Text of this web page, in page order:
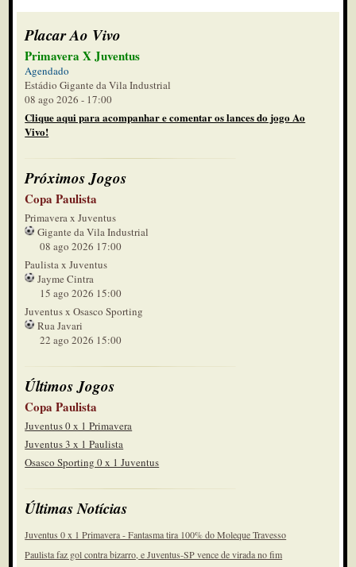
Placar Ao Vivo
Primavera X Juventus
Agendado
Estádio Gigante da Vila Industrial
08 ago 2026 - 17:00
Clique aqui para acompanhar e comentar os lances do jogo Ao
Vivo!
Próximos Jogos
Copa Paulista
Primavera x Juventus
Gigante da Vila Industrial
08 ago 2026 17:00
Paulista x Juventus
Jayme Cintra
15 ago 2026 15:00
Juventus x Osasco Sporting
Rua Javari
22 ago 2026 15:00
Últimos Jogos
Copa Paulista
Juventus 0 x 1 Primavera
Juventus 3 x 1 Paulista
Osasco Sporting 0 x 1 Juventus
Últimas Notícias
Juventus 0 x 1 Primavera - Fantasma tira 100% do Moleque Travesso
Paulista faz gol contra bizarro, e Juventus-SP vence de virada no fim